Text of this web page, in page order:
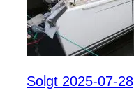
Solgt 2025-07-28